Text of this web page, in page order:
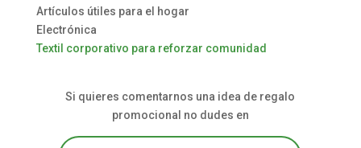
Artículos útiles para el hogar
Electrónica
Textil corporativo para reforzar comunidad
Si quieres comentarnos una idea de regalo
promocional no dudes en